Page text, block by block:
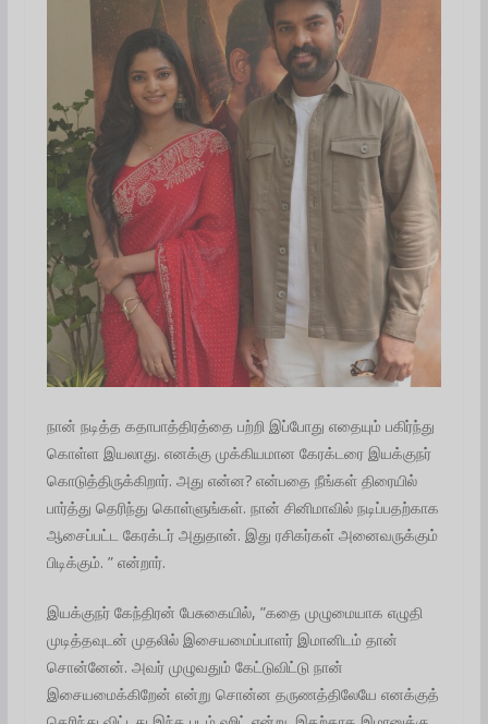
நான் நடித்த கதாபாத்திரத்தை பற்றி இப்போது எதையும் பகிர்ந்து
கொள்ள இயலாது. எனக்கு முக்கியமான கேரக்டரை இயக்குநர்
கொடுத்திருக்கிறார். அது என்ன? என்பதை நீங்கள் திரையில்
பார்த்து தெரிந்து கொள்ளுங்கள். நான் சினிமாவில் நடிப்பதற்காக
ஆசைப்பட்ட கேரக்டர் அதுதான். இது ரசிகர்கள் அனைவருக்கும்
பிடிக்கும். ” என்றார்.
இயக்குநர் கேந்திரன் பேசுகையில், ”கதை முழுமையாக எழுதி
முடித்தவுடன் முதலில் இசையமைப்பாளர் இமானிடம் தான்
சொன்னேன். அவர் முழுவதும் கேட்டுவிட்டு நான்
இசையமைக்கிறேன் என்று சொன்ன தருணத்திலேயே எனக்குத்